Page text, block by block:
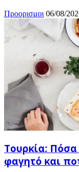
Προορισμοι 06/08/
Τουρκία:
φαγητό και